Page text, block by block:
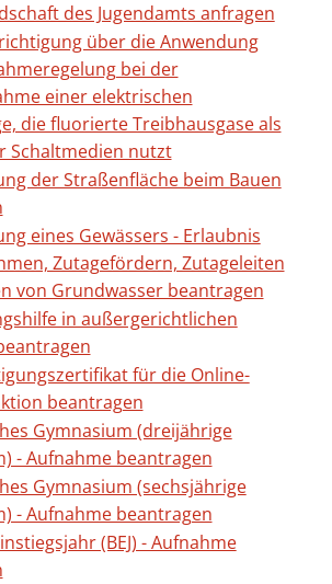
des Jugendamts anfragen
über die Anwendung
bei der
einer elektrischen
die fluorierte Treibhausgase als
Schaltmedien nutzt
der Straßenfläche beim Bauen
eines Gewässers - Erlaubnis
Zutagefördern, Zutageleiten
von Grundwasser beantragen
in außergerichtlichen
für die Online-
beantragen
Gymnasium (dreijährige
- Aufnahme beantragen
Gymnasium (sechsjährige
- Aufnahme beantragen
(BEJ) - Aufnahme